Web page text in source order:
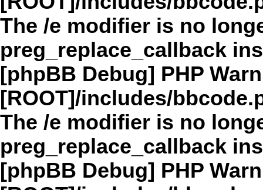
The /e modifier is no
preg_replace_callback
[phpBB Debug] PHP
[ROOT]/includes/
The /e modifier is no
preg_replace_callback
[phpBB Debug] PHP